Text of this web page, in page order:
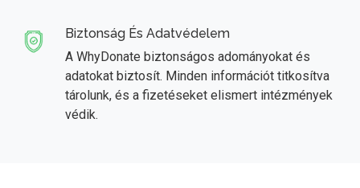
Biztonság És Adatvédelem
A WhyDonate biztonságos adományokat és
adatokat biztosít. Minden információt titkosítva
tárolunk, és a fizetéseket elismert intézmények
védik.